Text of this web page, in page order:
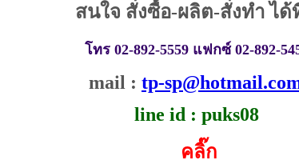
สนใจ สั่งซื้อ-ผลิต-สั่งทำ ได้
โทร 02-892-5559 แฟกซ์ 02-892-
mail : tp-
line id : puks08
คลิ๊ก